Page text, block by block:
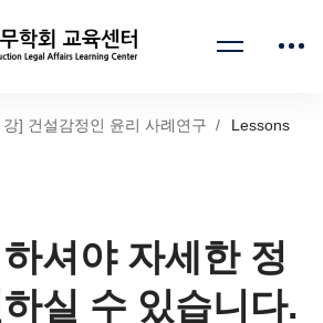
강] 건설감정인 윤리 사례연구
Lessons
셔야 자세한 정
실 수 있습니다.